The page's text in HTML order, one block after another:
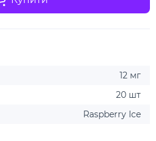
12 мг
20 шт
Raspberry Ice